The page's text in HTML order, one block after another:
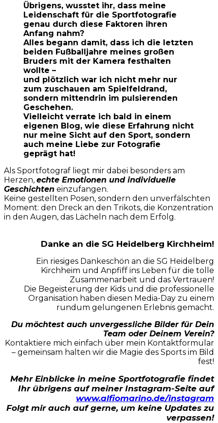
Übrigens, wusstet ihr, dass meine
Leidenschaft für die Sportfotografie
genau durch diese Faktoren ihren
Anfang nahm?
Alles begann damit, dass ich die letzten
beiden Fußballjahre meines großen
Bruders mit der Kamera festhalten
wollte –
und plötzlich war ich nicht mehr nur
zum zuschauen am Spielfeldrand,
sondern mittendrin im pulsierenden
Geschehen.
Vielleicht verrate ich bald in einem
eigenen Blog, wie diese Erfahrung nicht
nur meine Sicht auf den Sport, sondern
auch meine Liebe zur Fotografie
geprägt hat!
Als Sportfotograf liegt mir dabei besonders am
Herzen, echte Emotionen und individuelle
Geschichten einzufangen.
Keine gestellten Posen, sondern den unverfälschten
Moment: den Dreck an den Trikots, die Konzentration
in den Augen, das Lächeln nach dem Erfolg.
Danke an die SG Heidelberg Kirchheim!
Ein riesiges Dankeschön an die SG Heidelberg
Kirchheim und Anpfiff ins Leben für die tolle
Zusammenarbeit und das Vertrauen!
Die Begeisterung der Kids und die professionelle
Organisation haben diesen Media-Day zu einem
rundum gelungenen Erlebnis gemacht.
Du möchtest auch unvergessliche Bilder für Dein
Team oder Deinem Verein?
Kontaktiere mich einfach über mein Kontaktformular
– gemeinsam halten wir die Magie des Sports im Bild
fest!
Mehr Einblicke in meine Sportfotografie findet
Ihr übrigens auf meiner Instagram-Seite auf
www.alfiomarino.de/instagram
Folgt mir auch auf gerne, um keine Updates zu
verpassen!